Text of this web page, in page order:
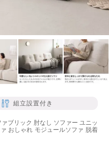
組立設置付き
ァブリック 肘なし ソファー ユニッ
おしゃれ モジュールソファ 脱着